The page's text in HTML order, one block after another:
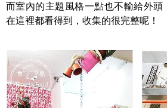
而室內的主題風格一點也不輸給外頭
在這裡都看得到，收集的很完整呢！